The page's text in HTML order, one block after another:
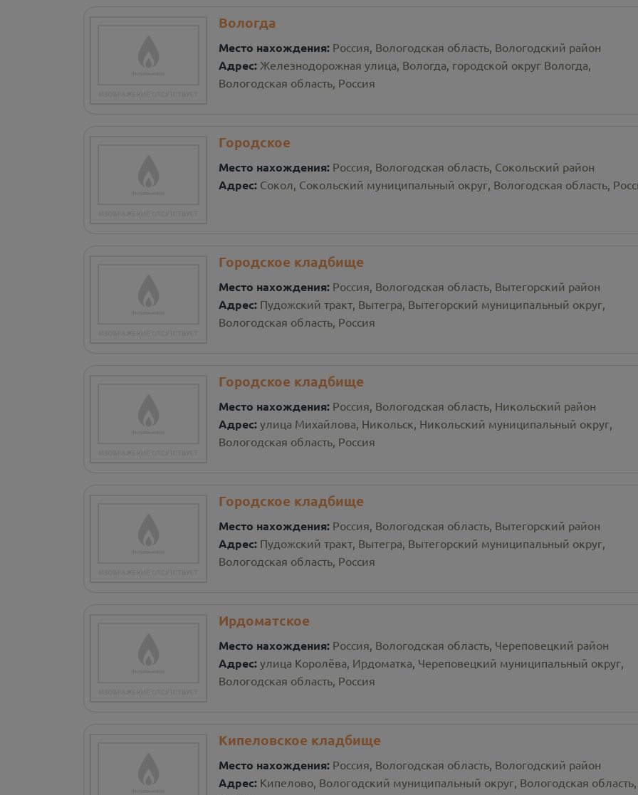
Вологда
Место нахождения: Россия, Вологодская область, Вологодский район
Адрес: Железнодорожная улица, Вологда, городской округ Вологда,
Вологодская область, Россия
Городское
Место нахождения: Россия, Вологодская область, Сокольский район
Адрес: Сокол, Сокольский муниципальный округ, Вологодская область,
Городское кладбище
Место нахождения: Россия, Вологодская область, Вытегорский район
Адрес: Пудожский тракт, Вытегра, Вытегорский муниципальный округ,
Вологодская область, Россия
Городское кладбище
Место нахождения: Россия, Вологодская область, Никольский район
Адрес: улица Михайлова, Никольск, Никольский муниципальный округ,
Вологодская область, Россия
Городское кладбище
Место нахождения: Россия, Вологодская область, Вытегорский район
Адрес: Пудожский тракт, Вытегра, Вытегорский муниципальный округ,
Вологодская область, Россия
Ирдоматское
Место нахождения: Россия, Вологодская область, Череповецкий район
Адрес: улица Королёва, Ирдоматка, Череповецкий муниципальный округ,
Вологодская область, Россия
Кипеловское кладбище
Место нахождения: Россия, Вологодская область, Вологодский район
Адрес: Кипелово, Вологодский муниципальный округ, Вологодская область,